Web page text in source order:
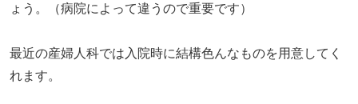
ょう。（病院によって違うので重要です）
最近の産婦人科では入院時に結構色んなものを用意してく
れます。